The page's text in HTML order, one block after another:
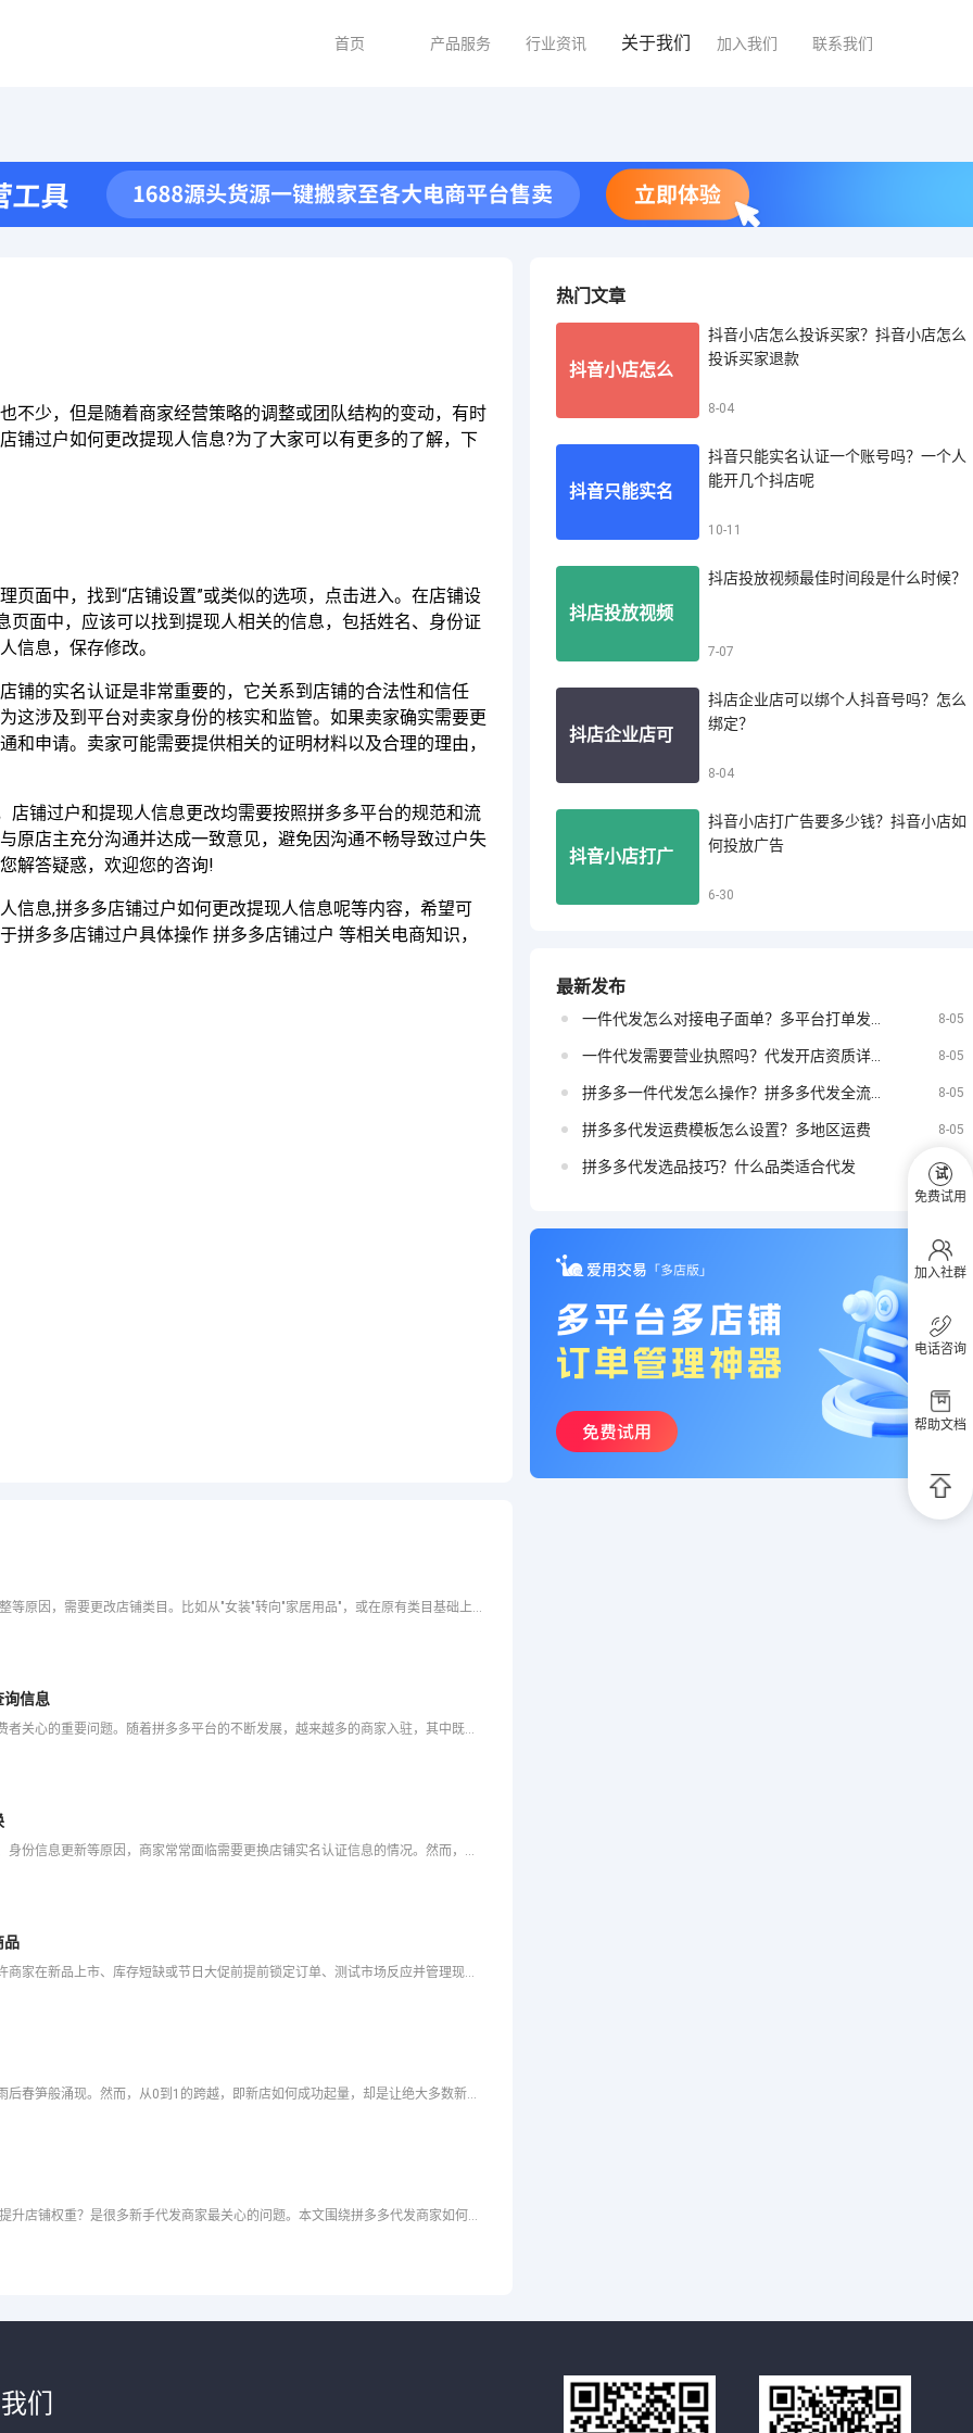
首页 产品服务 行业资讯 关于我们 加入我们 联系我们
不少，但是随着商家经营策略的调整或团队结构的变动，有时
铺过户如何更改提现人信息?为了大家可以有更多的了解，下
面中，找到“店铺设置”或类似的选项，点击进入。在店铺设
页面中，应该可以找到提现人相关的信息，包括姓名、身份证
信息，保存修改。
铺的实名认证是非常重要的，它关系到店铺的合法性和信任
这涉及到平台对卖家身份的核实和监管。如果卖家确实需要更
申请。卖家可能需要提供相关的证明材料以及合理的理由，
店铺过户和提现人信息更改均需要按照拼多多平台的规范和流
原店主充分沟通并达成一致意见，避免因沟通不畅导致过户失
解答疑惑，欢迎您的咨询!
信息,拼多多店铺过户如何更改提现人信息呢等内容，希望可
多多店铺过户具体操作 拼多多店铺过户 等相关电商知识，
热门文章
抖音小店怎么
音小店怎么投
诉买家退款
抖音小店怎么投诉买家？抖音小店怎么
投诉买家退款
8-04
抖音只能实名
吗？一个人能
开几个抖店呢
抖音只能实名认证一个账号吗？一个人
能开几个抖店呢
10-11
抖店投放视频
什么时候？
抖店投放视频最佳时间段是什么时候？
7-07
抖店企业店可
定？
抖店企业店可以绑个人抖音号吗？怎么
绑定？
8-04
抖音小店打广
抖音小店如何
投放广告
抖音小店打广告要多少钱？抖音小店如
何投放广告
6-30
最新发布
8-05
8-05
8-05
拼多多代发运费模板怎么设置？多地区运费 8-05
拼多多代发选品技巧？什么品类适合代发 8-05
🔄 运营拼多多店铺时，不少商家因市场变化、经营策略调整等原因，需要更改店铺类目。比如从"女装"转向"家居用品"，或在原有类目基础上增加"母婴"品类。但很多商家不清楚：拼多多店铺类目能随便改吗？更改需
信息
在拼多多平台购物时，如何找到优质可靠的店铺是每个消费者关心的重要问题。随着拼多多平台的不断发展，越来越多的商家入驻，其中既有官方认证的品牌店铺，也有普通商家，甚至存在一些不良商家。学会正确查询和识别拼
在拼多多电商平台运营过程中，由于店铺转让、法人变更、身份信息更新等原因，商家常常面临需要更换店铺实名认证信息的情况。然而，拼多多店铺实名认证换人并非简单的后台修改操作，而是涉及严格审核流程的身份信息变
品
在拼多多运营中，预售是一项极具价值的策略工具，它允许商家在新品上市、库存短缺或节日大促前提前锁定订单、测试市场反应并管理现金流💰。然而，许多商家在使用时心存疑虑：频繁或不当设置拼多多预售对店铺有影响
在拼多多这片充满机遇与挑战的电商热土上，无数新店如雨后春笋般涌现。然而，从0到1的跨越，即新店如何成功起量，却是让绝大多数新手商家辗转反侧的难题。🤔 没有流量、没有评价、没有订单，仿佛陷入了一个“三
拼多多代发商家如何提升店铺权重？ 拼多多代发商家如何提升店铺权重？是很多新手代发商家最关心的问题。本文围绕拼多多代发商家如何提升店铺权重？，从官方规则、操作流程、常见踩坑到效率工具，给出完整可落地的
们
试
免费试用
加入社群
电话咨询
帮助文档